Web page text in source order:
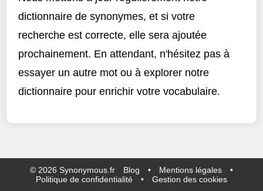
dictionnaire de synonymes, et si votre
recherche est correcte, elle sera ajoutée
prochainement. En attendant, n'hésitez pas à
essayer un autre mot ou à explorer notre
dictionnaire pour enrichir votre vocabulaire.
© 2026 Synonymous.fr Blog • Mentions légales
•
Politique de confidentialité
• Gestion des cookies